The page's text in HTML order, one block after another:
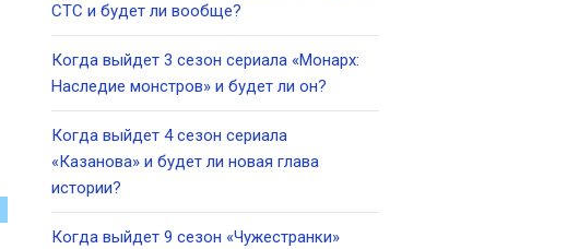
СТС и будет ли вообще?
Когда выйдет 3 сезон сериала «Монарх:
Наследие монстров» и будет ли он?
Когда выйдет 4 сезон сериала
«Казанова» и будет ли новая глава
истории?
Когда выйдет 9 сезон «Чужестранки»